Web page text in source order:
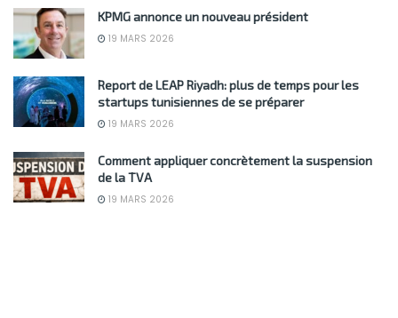
KPMG annonce un nouveau président
19 MARS 2026
Report de LEAP Riyadh: plus de temps pour les
startups tunisiennes de se préparer
19 MARS 2026
Comment appliquer concrètement la suspension
de la TVA
19 MARS 2026